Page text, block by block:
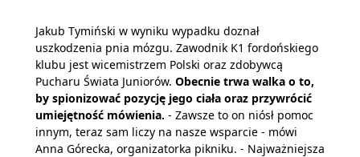
Jakub Tymiński w wyniku wypadku doznał
uszkodzenia pnia mózgu. Zawodnik K1 fordońskiego
klubu jest wicemistrzem Polski oraz zdobywcą
Pucharu Świata Juniorów. Obecnie trwa walka o to,
by spionizować pozycję jego ciała oraz przywrócić
umiejętność mówienia. - Zawsze to on niósł pomoc
innym, teraz sam liczy na nasze wsparcie - mówi
Anna Górecka, organizatorka pikniku. - Najważniejsza